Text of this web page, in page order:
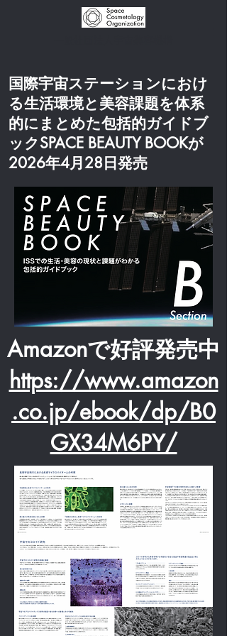
国際宇宙ステーションにおけ
る生活環境と美容課題を体系
的にまとめた包括的ガイドブ
ックSPACE BEAUTY BOOKが
2026年4月28日発売
Amazonで好評発売中
https://www.amazon
.co.jp/ebook/dp/B0
GX34M6PY/